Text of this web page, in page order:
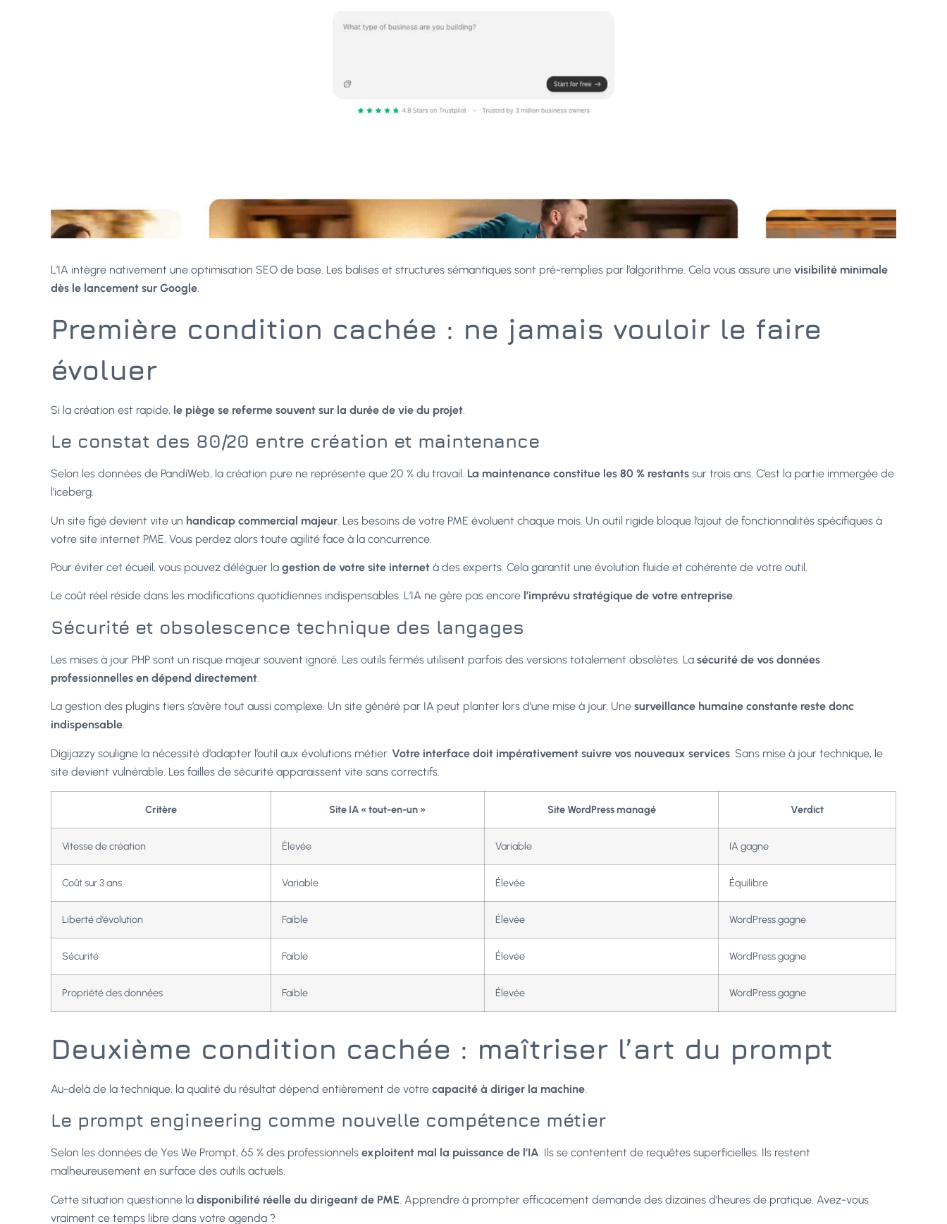
L’IA intègre nativement une optimisation SEO de base. Les balises et structures sémantiques sont pré-remplies par l’algorithme. Cela vous assure une visibilité minimale
dès le lancement sur Google.
Première condition cachée : ne jamais vouloir le faire
évoluer
Si la création est rapide, le piège se referme souvent sur la durée de vie du projet
Le constat des 80/20 entre création et maintenance
Selon les données de PandiWeb, la création pure ne représente que 20 % du travail. La maintenance constitue les 80 % restants sur trois ans. C’est la partie immergée de
l’iceberg.
Un site figé devient vite un handicap commercial majeur . Les besoins de votre PME évoluent chaque mois. Un outil rigide bloque l’ajout de fonctionnalités spécifiques à
votre site internet PME. Vous perdez alors toute agilité face à la concurrence.
Pour éviter cet écueil, vous pouvez déléguer la gestion de votre site internet à des experts. Cela garantit une évolution fluide et cohérente de votre outil.
Le coût réel réside dans les modifications quotidiennes indispensables. L’IA ne gère pas encore l’imprévu stratégique de votre entreprise.
Sécurité et obsolescence technique des langages
Les mises à jour PHP sont un risque majeur souvent ignoré. Les outils fermés utilisent parfois des versions totalement obsolètes. La sécurité de vos données
professionnelles en dépend directement
La gestion des plugins tiers s’avère tout aussi complexe. Un site généré par IA peut planter lors d’une mise à jour. Une surveillance humaine constante reste donc
indispensable.
Digijazzy souligne la nécessité d’adapter l’outil aux évolutions métier. Votre interface doit impérativement suivre vos nouveaux services . Sans mise à jour technique, le
site devient vulnérable. Les failles de sécurité apparaissent vite sans correctifs.
Critère Site IA « tout-en-un » Site WordPress managé Verdict
Vitesse de création Élevée Variable IA gagne
Coût sur 3 ans Variable Élevée Équilibre
Liberté d’évolution Faible Élevée WordPress gagne
Sécurité Faible Élevée WordPress gagne
Propriété des données Faible Élevée WordPress gagne
Deuxième condition cachée : maîtriser l’art du prompt
Au-delà de la technique, la qualité du résultat dépend entièrement de votre capacité à diriger la machine.
Le prompt engineering comme nouvelle compétence métier
Selon les données de Yes We Prompt, 65 % des professionnels exploitent mal la puissance de l’IA. Ils se contentent de requêtes superficielles. Ils restent
malheureusement en surface des outils actuels.
Cette situation questionne la disponibilité réelle du dirigeant de PME . Apprendre à prompter efficacement demande des dizaines d’heures de pratique. Avez-vous
vraiment ce temps libre dans votre agenda ?